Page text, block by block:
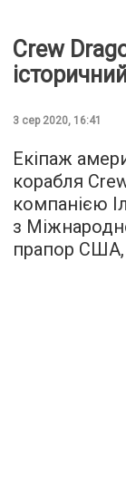
Crew
3 сер 2020, 16:41
Екіпаж
корабля
компанією
з
прапор США,